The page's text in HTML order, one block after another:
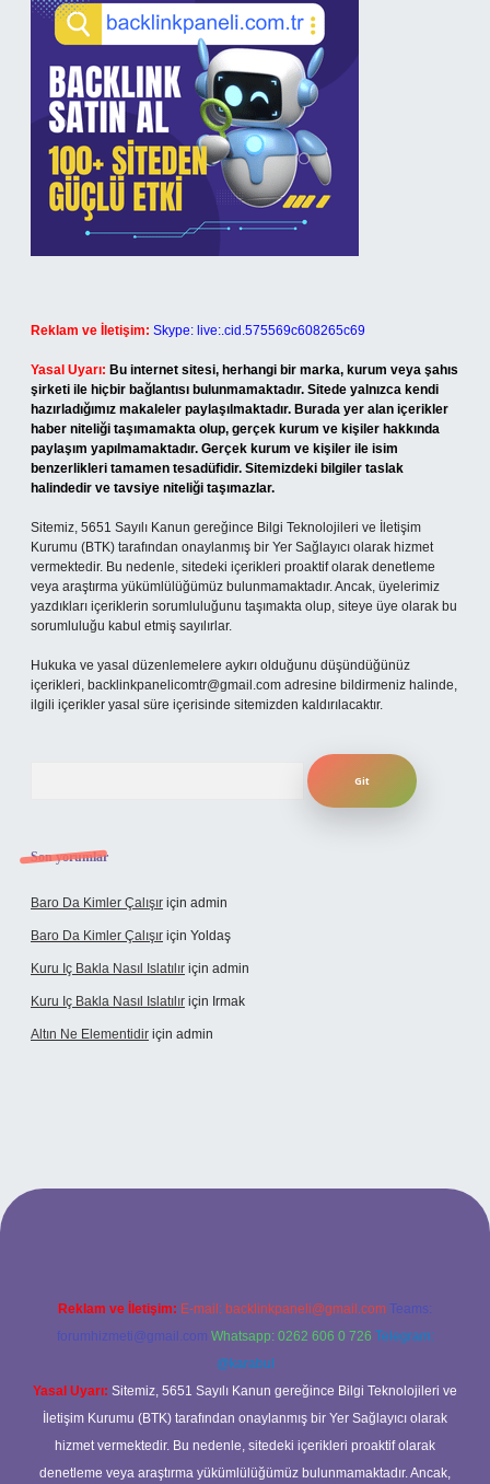
Reklam ve İletişim: Skype: live:.cid.575569c608265c69
Yasal Uyarı: Bu internet sitesi, herhangi bir marka, kurum veya şahıs
şirketi ile hiçbir bağlantısı bulunmamaktadır. Sitede yalnızca kendi
hazırladığımız makaleler paylaşılmaktadır. Burada yer alan içerikler
haber niteliği taşımamakta olup, gerçek kurum ve kişiler hakkında
paylaşım yapılmamaktadır. Gerçek kurum ve kişiler ile isim
benzerlikleri tamamen tesadüfidir. Sitemizdeki bilgiler taslak
halindedir ve tavsiye niteliği taşımazlar.
Sitemiz, 5651 Sayılı Kanun gereğince Bilgi Teknolojileri ve İletişim
Kurumu (BTK) tarafından onaylanmış bir Yer Sağlayıcı olarak hizmet
vermektedir. Bu nedenle, sitedeki içerikleri proaktif olarak denetleme
veya araştırma yükümlülüğümüz bulunmamaktadır. Ancak, üyelerimiz
yazdıkları içeriklerin sorumluluğunu taşımakta olup, siteye üye olarak bu
sorumluluğu kabul etmiş sayılırlar.
Hukuka ve yasal düzenlemelere aykırı olduğunu düşündüğünüz
içerikleri, backlinkpanelicomtr@gmail.com adresine bildirmeniz halinde,
ilgili içerikler yasal süre içerisinde sitemizden kaldırılacaktır.
Son yorumlar
Baro Da Kimler Çalışır için admin
Baro Da Kimler Çalışır için Yoldaş
Kuru Iç Bakla Nasıl Islatılır için admin
Kuru Iç Bakla Nasıl Islatılır için Irmak
Altın Ne Elementidir için admin
güncel giriş
Reklam ve İletişim: E-mail: backlinkpaneli@gmail.com Teams:
forumhizmeti@gmail.com Whatsapp: 0262 606 0 726 Telegram:
@karabul
Yasal Uyarı: Sitemiz, 5651 Sayılı Kanun gereğince Bilgi Teknolojileri ve
İletişim Kurumu (BTK) tarafından onaylanmış bir Yer Sağlayıcı olarak
hizmet vermektedir. Bu nedenle, sitedeki içerikleri proaktif olarak
denetleme veya araştırma yükümlülüğümüz bulunmamaktadır. Ancak,